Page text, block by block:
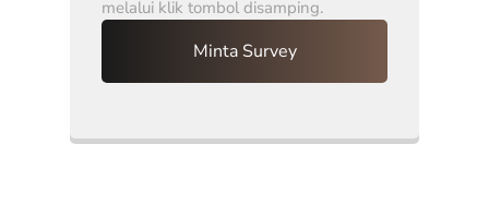
melalui klik tombol disamping.
Minta Survey